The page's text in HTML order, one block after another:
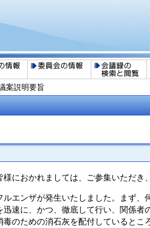
案説明要旨
におかれましては、ご参集いただき
ンザが発生いたしました。まず
速に、かつ、徹底して行い、関係者
のための消石灰を配付していると